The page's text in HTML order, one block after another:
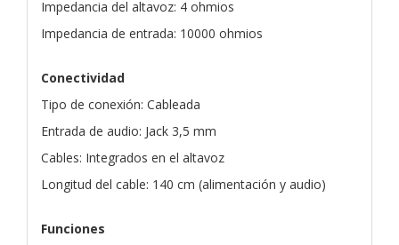
Impedancia del altavoz: 4 ohmios
Impedancia de entrada: 10000 ohmios
Conectividad
Tipo de conexión: Cableada
Entrada de audio: Jack 3,5 mm
Cables: Integrados en el altavoz
Longitud del cable: 140 cm (alimentación y audio)
Funciones